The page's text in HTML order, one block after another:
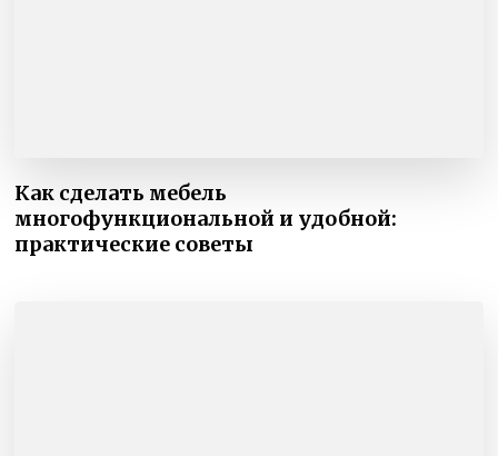
Как сделать мебель
многофункциональной и удобной:
практические советы